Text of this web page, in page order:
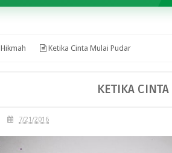
Hikmah Ketika Cinta Mulai Pudar
KETIKA
7/21/2016